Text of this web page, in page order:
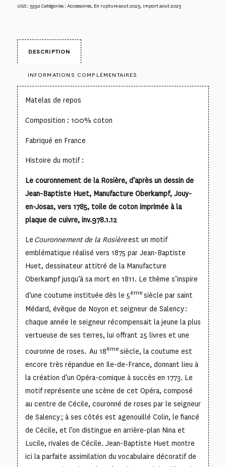
UGS : 5392Catégories :Accessoires, En rupture aout 2025, import aout 2025
DESCRIPTION
INFORMATIONS COMPLÉMENTAIRES
Matelas de repos
Composition : 100% coton
Fabriqué en France
Histoire du motif :
Le couronnement de la Rosière, d’après un dessin de
Jean-Baptiste Huet, Manufacture Oberkampf, Jouy-
en-Josas, vers 1785, toile de coton imprimée à la
plaque de cuivre, inv.978.1.12
Le Couronnement de la Rosièreest un motif
emblématique réalisé vers 1875 par Jean-Baptiste
Huet, dessinateur attitré de la Manufacture
Oberkampf jusqu’à sa mort en 1811. Le thème s’inspire
d’une coutume instituée dès le 5èmesiècle par saint
Médard, évêque de Noyon et seigneur de Salency :
chaque année le seigneur récompensait la jeune la plus
vertueuse de ses terres, lui offrant 25 livres et une
couronne de roses. Au 18èmesiècle, la coutume est
encore très répandue en Ile-de-France, donnant lieu à
la création d’un Opéra-comique à succès en 1773. Le
motif représente une scène de cet Opéra, composé
au centre de Cécile, couronné de roses par le seigneur
de Salency ; à ses côtés est agenouillé Colin, le fiancé
de Cécile, et l’on distingue en arrière-plan Nina et
Lucile, rivales de Cécile. Jean-Baptiste Huet montre
ici la parfaite assimilation du vocabulaire décoratif de